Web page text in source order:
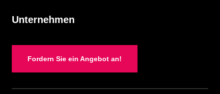
Unternehmen
Fordern Sie ein Angebot an!